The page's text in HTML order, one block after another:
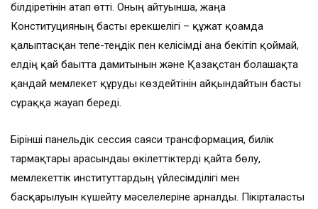
білдіретінін атап өтті. Оның айтуынша, жаңа
Конституцияның басты ерекшелігі – құжат қоғамда
қалыптасқан тепе-теңдік пен келісімді ғана бекітіп қоймай,
елдің қай бағытта дамитынын және Қазақстан болашақта
қандай мемлекет құруды көздейтінін айқындайтын басты
сұраққа жауап береді.
Бірінші панельдік сессия саяси трансформация, билік
тармақтары арасындағы өкілеттіктерді қайта бөлу,
мемлекеттік институттардың үйлесімділігі мен
басқарылуын күшейту мәселелеріне арналды. Пікірталасты